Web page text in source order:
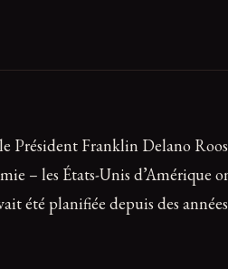
Président Franklin Delano
– les États-Unis d’Amérique
été planifiée depuis des